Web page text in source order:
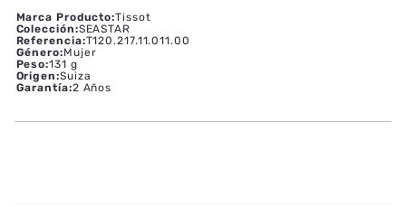
Marca Producto:Tissot
Colección:SEASTAR
Referencia:T120.217.11.011.00
Género:Mujer
Peso:131 g
Origen:Suiza
Garantía:2 Años